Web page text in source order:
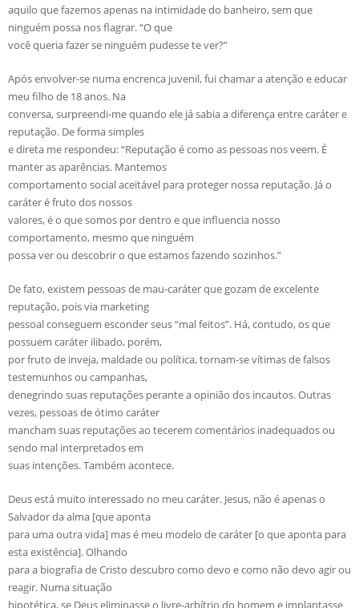
aquilo que fazemos apenas na intimidade do banheiro, sem que
ninguém possa nos flagrar. “O que
você queria fazer se ninguém pudesse te ver?”
Após envolver-se numa encrenca juvenil, fui chamar a atenção e educar
meu filho de 18 anos. Na
conversa, surpreendi-me quando ele já sabia a diferença entre caráter e
reputação. De forma simples
e direta me respondeu: “Reputação é como as pessoas nos veem. É
manter as aparências. Mantemos
comportamento social aceitável para proteger nossa reputação. Já o
caráter é fruto dos nossos
valores, é o que somos por dentro e que influencia nosso
comportamento, mesmo que ninguém
possa ver ou descobrir o que estamos fazendo sozinhos.”
De fato, existem pessoas de mau-caráter que gozam de excelente
reputação, pois via marketing
pessoal conseguem esconder seus “mal feitos”. Há, contudo, os que
possuem caráter ilibado, porém,
por fruto de inveja, maldade ou política, tornam-se vítimas de falsos
testemunhos ou campanhas,
denegrindo suas reputações perante a opinião dos incautos. Outras
vezes, pessoas de ótimo caráter
mancham suas reputações ao tecerem comentários inadequados ou
sendo mal interpretados em
suas intenções. Também acontece.
Deus está muito interessado no meu caráter. Jesus, não é apenas o
Salvador da alma [que aponta
para uma outra vida] mas é meu modelo de caráter [o que aponta para
esta existência]. Olhando
para a biografia de Cristo descubro como devo e como não devo agir ou
reagir. Numa situação
hipotética, se Deus eliminasse o livre-arbítrio do homem e implantasse